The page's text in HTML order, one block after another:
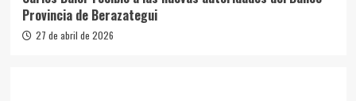
Provincia de Berazategui
27 de abril de 2026